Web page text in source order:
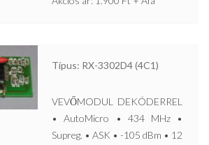
Típus: RX-3302D4 (4C1)
VEVŐMODUL DEKÓDERREL
• AutoMicro • 434 MHz •
Supreg. • ASK • -105 dBm • 12